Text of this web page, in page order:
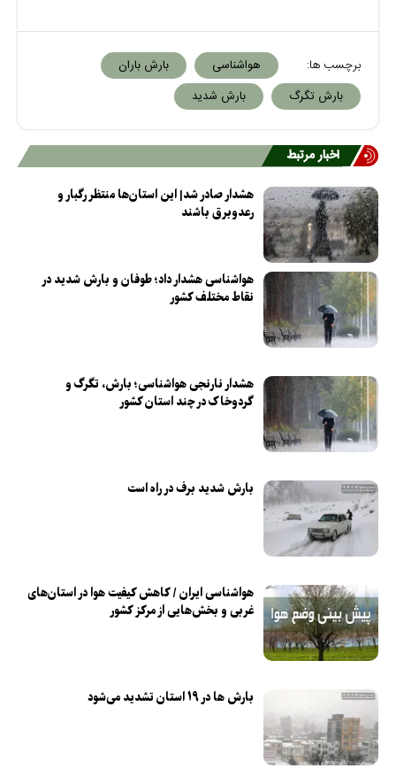
برچسب ها: هواشناسی
بارش باران
بارش تگرگ
بارش شدید
اخبار مرتبط
هشدار صادر شد| این استان‌ها منتظر رگبار و
رعدوبرق باشند
هواشناسی هشدار داد؛ طوفان و بارش شدید در
نقاط مختلف کشور
هشدار نارنجی هواشناسی؛ بارش، تگرگ و
گردوخاک در چند استان کشور
بارش شدید برف در راه است
هواشناسی ایران / کاهش کیفیت هوا در استان‌های
غربی و بخش‌هایی از مرکز کشور
بارش ها در ۱۹ استان تشدید می‌شود